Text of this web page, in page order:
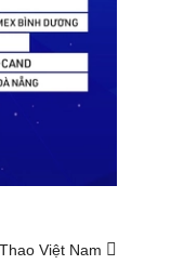
Việt Nam